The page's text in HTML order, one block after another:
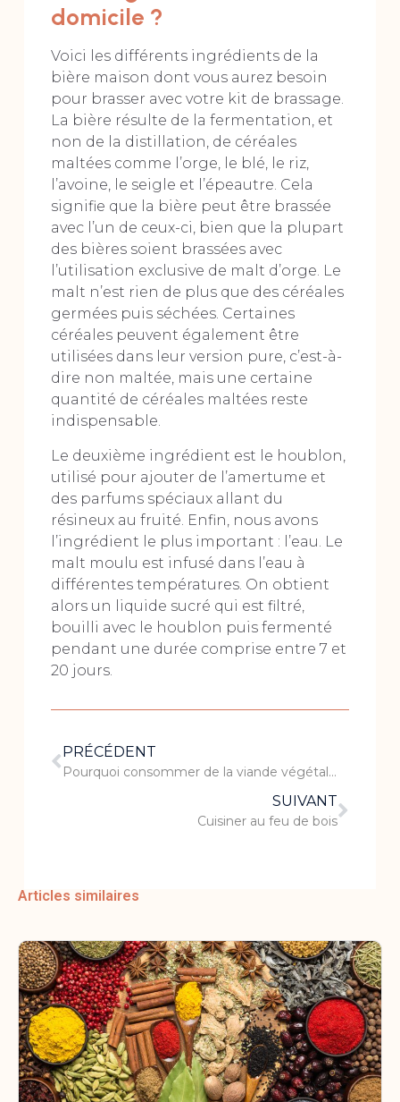
domicile ?
Voici les différents ingrédients de la
bière maison dont vous aurez besoin
pour brasser avec votre kit de brassage.
La bière résulte de la fermentation, et
non de la distillation, de céréales
maltées comme l’orge, le blé, le riz,
l’avoine, le seigle et l’épeautre. Cela
signifie que la bière peut être brassée
avec l’un de ceux-ci, bien que la plupart
des bières soient brassées avec
l’utilisation exclusive de malt d’orge. Le
malt n’est rien de plus que des céréales
germées puis séchées. Certaines
céréales peuvent également être
utilisées dans leur version pure, c’est-à-
dire non maltée, mais une certaine
quantité de céréales maltées reste
indispensable.
Le deuxième ingrédient est le houblon,
utilisé pour ajouter de l’amertume et
des parfums spéciaux allant du
résineux au fruité. Enfin, nous avons
l’ingrédient le plus important : l’eau. Le
malt moulu est infusé dans l’eau à
différentes températures. On obtient
alors un liquide sucré qui est filtré,
bouilli avec le houblon puis fermenté
pendant une durée comprise entre 7 et
20 jours.
PRÉCÉDENT
Pourquoi consommer de la viande végétale ?
SUIVANT
Cuisiner au feu de bois
Articles similaires